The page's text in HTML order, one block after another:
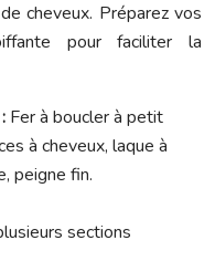
cheveux. Préparez vos
pour faciliter la
Fer à boucler à petit
à cheveux, laque à
peigne fin.
sections